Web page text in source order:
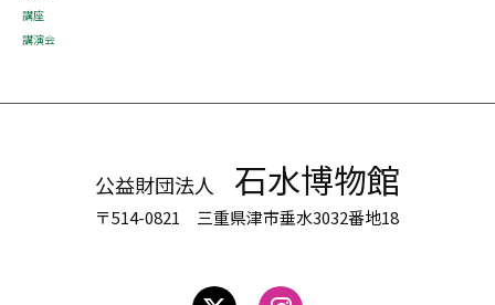
講座
講演会
公益財団法人 石水博物館
〒514-0821 三重県津市垂水3032番地18